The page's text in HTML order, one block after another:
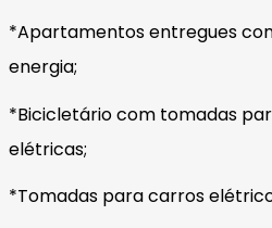
*Apartamentos entregues
energia;
*Bicicletário com tomadas
elétricas;
*Tomadas para carros